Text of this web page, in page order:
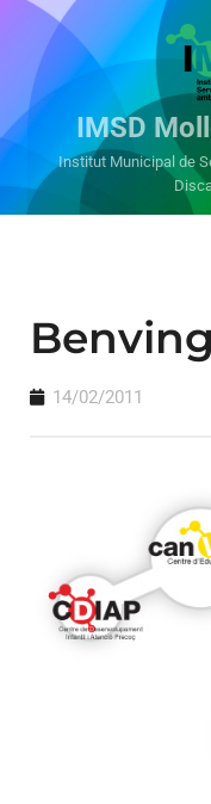
Vés
al
contingutIMSD
Institut Municipal de
14/02/2011